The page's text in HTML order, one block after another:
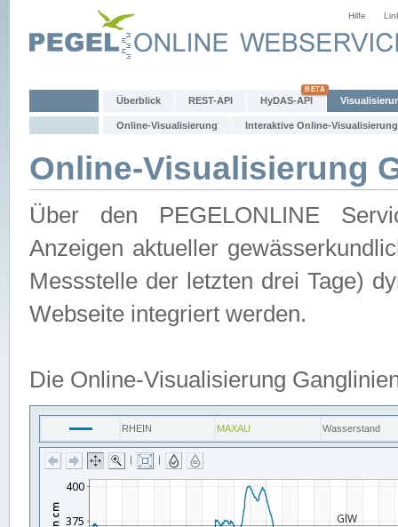
Hilfe
Überblick REST-API HyDAS-API
Online-Visualisierung Interaktive Online-Visualisierung
Online-Visualisierung
Über den PEGELONLINE
Anzeigen aktueller
Messstelle der letzten drei Tage)
Webseite integriert werden.
Die Online-Visualisierung